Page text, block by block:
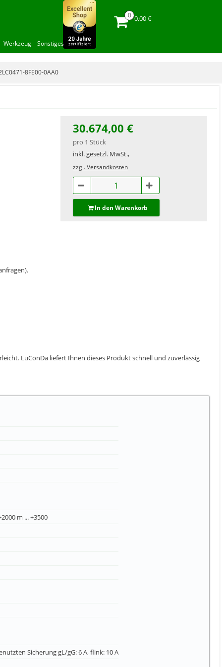
0,00 €
Werkzeug Sonstiges
8FE00-0AA0
30.674,00 €
pro 1 Stück
inkl. gesetzl. MwSt.,
zzgl. Versandkosten
In den Warenkorb
LuConDa liefert Ihnen dieses Produkt schnell und zuverlässig
m ... +3500
Sicherung gL/gG: 6 A, flink: 10 A